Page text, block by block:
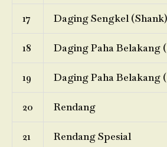
17 Daging Sengkel (Shank)
18 Daging Paha Belakang
19 Daging Paha Belakang
20 Rendang
21 Rendang Spesial